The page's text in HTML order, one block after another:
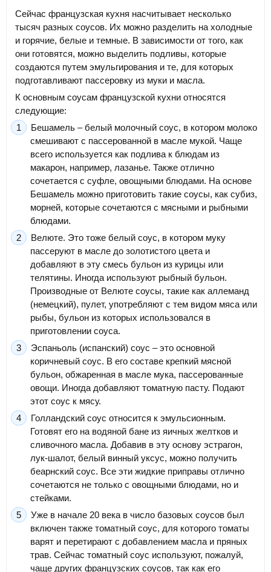
Сейчас французская кухня насчитывает несколько
тысяч разных соусов. Их можно разделить на холодные
и горячие, белые и темные. В зависимости от того, как
они готовятся, можно выделить подливы, которые
создаются путем эмульгирования и те, для которых
подготавливают пассеровку из муки и масла.
К основным соусам французской кухни относятся
следующие:
Бешамель – белый молочный соус, в котором молоко
смешивают с пассерованной в масле мукой. Чаще
всего используется как подлива к блюдам из
макарон, например, лазанье. Также отлично
сочетается с суфле, овощными блюдами. На основе
Бешамель можно приготовить такие соусы, как субиз,
морней, которые сочетаются с мясными и рыбными
блюдами.
Велюте. Это тоже белый соус, в котором муку
пассеруют в масле до золотистого цвета и
добавляют в эту смесь бульон из курицы или
телятины. Иногда используют рыбный бульон.
Производные от Велюте соусы, такие как аллеманд
(немецкий), пулет, употребляют с тем видом мяса или
рыбы, бульон из которых использовался в
приготовлении соуса.
Эспаньоль (испанский) соус – это основной
коричневый соус. В его составе крепкий мясной
бульон, обжаренная в масле мука, пассерованные
овощи. Иногда добавляют томатную пасту. Подают
этот соус к мясу.
Голландский соус относится к эмульсионным.
Готовят его на водяной бане из яичных желтков и
сливочного масла. Добавив в эту основу эстрагон,
лук-шалот, белый винный уксус, можно получить
беарнский соус. Все эти жидкие приправы отлично
сочетаются не только с овощными блюдами, но и
стейками.
Уже в начале 20 века в число базовых соусов был
включен также томатный соус, для которого томаты
варят и перетирают с добавлением масла и пряных
трав. Сейчас томатный соус используют, пожалуй,
чаще других французских соусов, так как его